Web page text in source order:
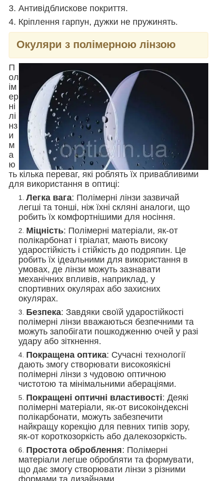
3. Антивідблискове покриття.
4. Кріплення гарпун, дужки не пружинять.
Окуляри з полімерною лінзою
П
ол
ім
ер
ні
лі
нз
и
м
а
ю
ть кілька переваг, які роблять їх привабливими
для використання в оптиці:
Легка вага: Полімерні лінзи зазвичай
легші та тонші, ніж їхні скляні аналоги, що
робить їх комфортнішими для носіння.
Міцність: Полімерні матеріали, як-от
полікарбонат і тріалат, мають високу
ударостійкість і стійкість до подряпин. Це
робить їх ідеальними для використання в
умовах, де лінзи можуть зазнавати
механічних впливів, наприклад, у
спортивних окулярах або захисних
окулярах.
Безпека: Завдяки своїй ударостійкості
полімерні лінзи вважаються безпечними та
можуть запобігати пошкодженню очей у разі
удару або зіткнення.
Покращена оптика: Сучасні технології
дають змогу створювати високоякісні
полімерні лінзи з чудовою оптичною
чистотою та мінімальними абераціями.
Покращені оптичні властивості: Деякі
полімерні матеріали, як-от високоіндексні
полікарбонати, можуть забезпечити
найкращу корекцію для певних типів зору,
як-от короткозоркість або далекозоркість.
Простота оброблення: Полімерні
матеріали легше обробляти та формувати,
що дає змогу створювати лінзи з різними
формами та дизайнами.